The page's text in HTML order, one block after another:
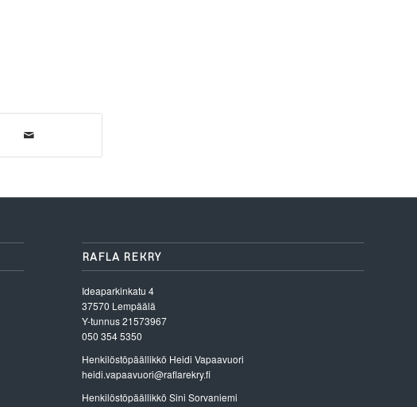
RAFLA REKRY
Ideaparkinkatu 4
37570 Lempäälä
Y-tunnus 21573967
050 354 5350
Henkilöstöpäällikkö Heidi Vapaavuori
heidi.vapaavuori@raflarekry.fi
Henkilöstöpäällikkö Sini Sorvaniemi